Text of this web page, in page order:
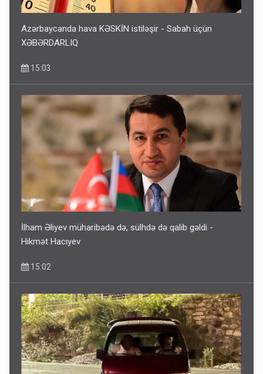
Azərbaycanda hava KƏSKİN istiləşir - Sabah üçün
XƏBƏRDARLIQ
15:03
İlham Əliyev müharibədə də, sülhdə də qalib gəldi -
Hikmət Hacıyev
15:02